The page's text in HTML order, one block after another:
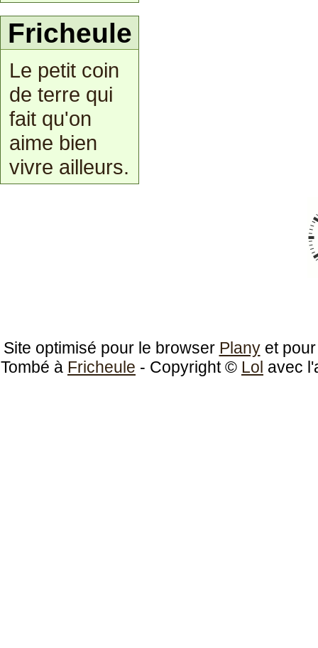
Fricheule
Le petit coin
de terre qui
fait qu'on
aime bien
vivre ailleurs.
Site optimisé pour le browser Planyet pour
Tombé à Fricheule - Copyright © Lol avec